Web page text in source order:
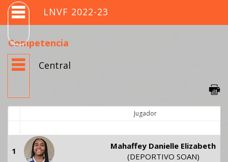
LNVF 2022-23
Competencia
Central
Jugador
1
Mahaffey Danielle Elizabeth
(DEPORTIVO SOAN)